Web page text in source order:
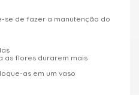
se de fazer a manutenção do
as flores durarem mais
as em um vaso